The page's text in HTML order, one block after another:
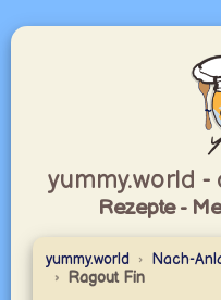
yummy.world
Rezepte -
yummy.world Nach-
Ragout Fin